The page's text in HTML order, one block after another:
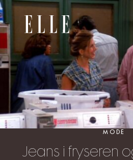
MODE
Jeans i fryseren